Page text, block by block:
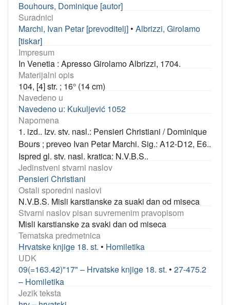
Bouhours, Dominique [autor]
Suradnici
Marchi, Ivan Petar [prevoditelj] • Albrizzi, Girolamo
[tiskar]
Impresum
In Venetia : Apresso Girolamo Albrizzi, 1704.
Materijalni opis
104, [4] str. ; 16° (14 cm)
Navedeno u
Navedeno u: Kukuljević 1052
Napomena
1. izd.. Izv. stv. nasl.: Pensieri Christiani / Dominique
Bours ; preveo Ivan Petar Marchi. Sig.: A12-D12, E6..
Ispred gl. stv. nasl. kratica: N.V.B.S..
Jedinstveni stvarni naslov
Pensieri Christiani
Ostali sporedni naslovi
N.V.B.S. Misli karstianske za suaki dan od miseca
Stvarni naslov pisan suvremenim pravopisom
Misli karstianske za svaki dan od miseca
Tematska predmetnica
Hrvatske knjige 18. st. • Homiletika
UDK
09(=163.42)"17" – Hrvatske knjige 18. st. • 27-475.2
– Homiletika
Jezik teksta